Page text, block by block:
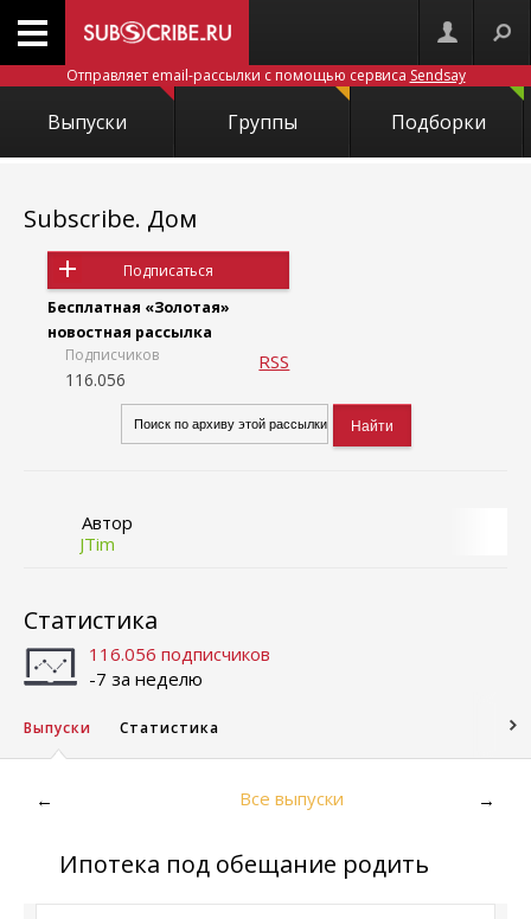
Отправляет email-рассылки с помощью сервиса Sendsay
Выпуски Группы Подборки
Subscribe. Дом
Подписаться
Бесплатная «Золотая»
новостная рассылка
Подписчиков
116.056
RSS
Автор
JTim
Статистика
116.056 подписчиков
-7 за неделю
Выпуски Статистика
← Все выпуски →
Ипотека под обещание родить